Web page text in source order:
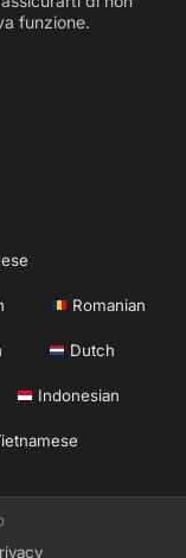
funzione.
Romanian
Dutch
Indonesian